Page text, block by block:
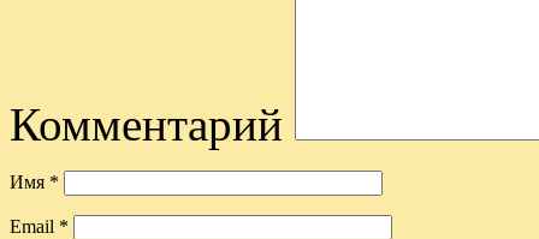
Комментарий
Имя *
Email *